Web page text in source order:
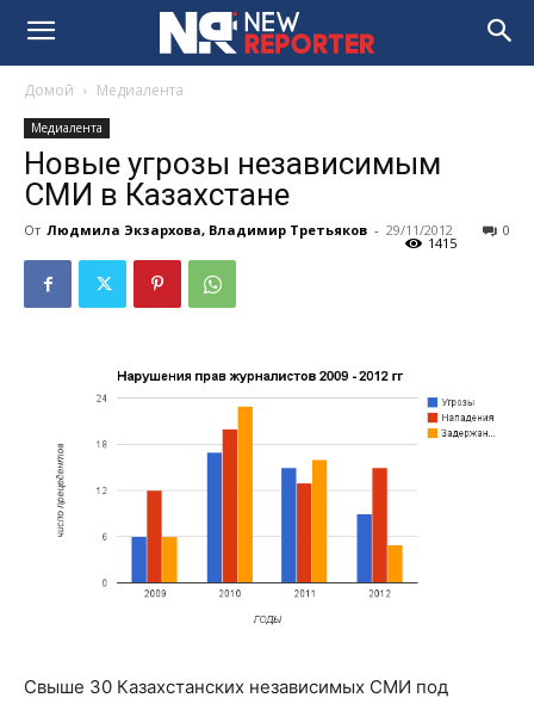
Домой Медиалента
Медиалента
Новые угрозы независимым
СМИ в Казахстане
От Людмила Экзархова, Владимир Третьяков - 29/11/2012 0
1415
Свыше 30 Казахстанских независимых СМИ под